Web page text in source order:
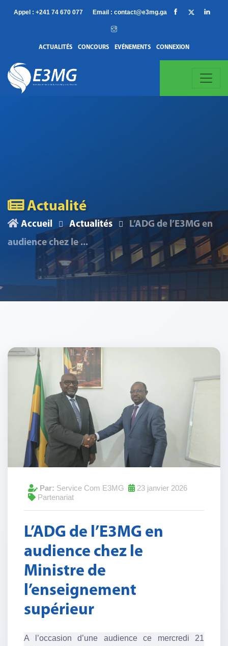
Appel : +241 74 670 077 Email : contact@e3mg.ga
ACTUALITÉS CONCOURS EVÉNEMENTS CONNEXION
Actualité
Accueil Actualités
L’ADG de l’E3MG en
audience chez le ...
Partenariat
Par: Service Com E3MG
23 janvier 2026
Partenariat
L’ADG de l’E3MG en
audience chez le
Ministre de
l’enseignement
supérieur
A l’occasion d’une audience ce mercredi 21